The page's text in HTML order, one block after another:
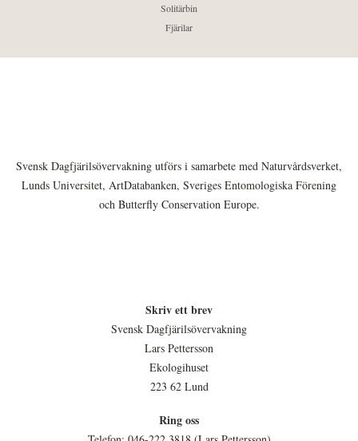
Solitärbin
Fjärilar
Svensk Dagfjärilsövervakning utförs i samarbete med Naturvårdsverket,
Lunds Universitet, ArtDatabanken, Sveriges Entomologiska Förening
och Butterfly Conservation Europe.
Skriv ett brev
Svensk Dagfjärilsövervakning
Lars Pettersson
Ekologihuset
223 62 Lund
Ring oss